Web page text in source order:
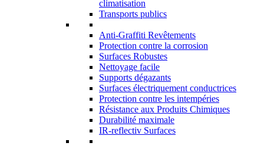
climatisation
Transports publics
Anti-Graffiti Revêtements
Protection contre la corrosion
Surfaces Robustes
Nettoyage facile
Supports dégazants
Surfaces électriquement conductrices
Protection contre les intempéries
Résistance aux Produits Chimiques
Durabilité maximale
IR-reflectiv Surfaces